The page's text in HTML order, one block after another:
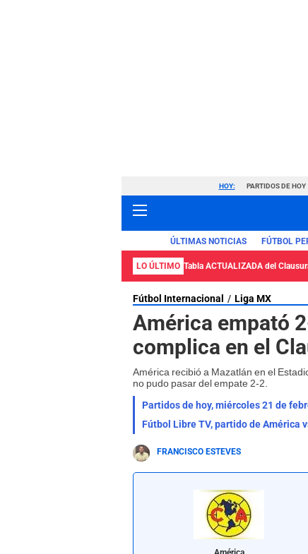
HOY: PARTIDOS DE HOY
ÚLTIMAS NOTICIAS FÚTBOL
LO ÚLTIMO Tabla ACTUALIZADA del
Fútbol Internacional Liga MX
América empató
complica en el
América recibió a Mazatlán en el
no pudo pasar del empate 2-2.
Partidos de hoy, miércoles 21 de
Fútbol Libre TV, partido de América
FRANCISCO ESTEVES